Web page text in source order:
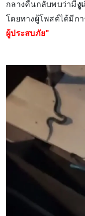
กลางคืนกลับพบว่ามีงู
โดยทางผู้โพสต์ได้มีก
ผู้ประสบภัย"